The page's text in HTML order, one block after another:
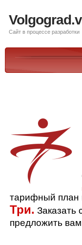
Сайт в процессе разработки
тарифный план
Три. Заказать
предложить